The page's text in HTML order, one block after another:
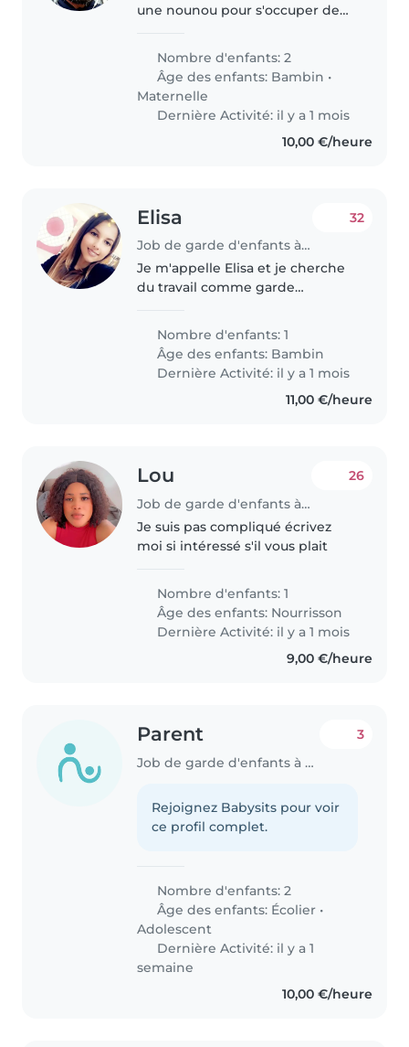
une nounou pour s'occuper de
autre en âge préscolaire( va sur
5ans). Nos enfants sont..
Nombre d'enfants: 2
Âge des enfants: Bambin •
Maternelle
Dernière Activité: il y a 1 mois
10,00 €/heure
Elisa
Job de garde d'enfants à Beauvais
32
Je m'appelle Elisa et je cherche
du travail comme garde
je suis disponible pour tout.
J'aime beaucoup les enfants et je
suis très douce avec eux...
Nombre d'enfants: 1
Âge des enfants: Bambin
Dernière Activité: il y a 1 mois
11,00 €/heure
Lou
Job de garde d'enfants à Beauvais
26
Je suis pas compliqué écrivez
moi si intéressé s'il vous plait
Nombre d'enfants: 1
Âge des enfants: Nourrisson
Dernière Activité: il y a 1 mois
9,00 €/heure
Parent
Job de garde d'enfants à Beauvais
3
Rejoignez Babysits pour voir
ce profil complet.
Nombre d'enfants: 2
Âge des enfants: Écolier •
Adolescent
Dernière Activité: il y a 1
semaine
10,00 €/heure